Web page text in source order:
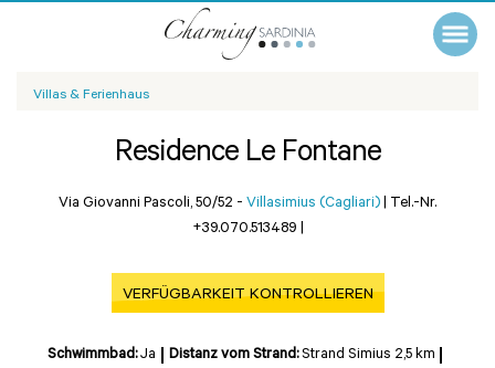
Villas & Ferienhaus
Residence Le Fontane
Via Giovanni Pascoli, 50/52 - Villasimius (Cagliari) | Tel.-Nr.
+39.070.513489 |
VERFÜGBARKEIT KONTROLLIEREN
Schwimmbad:Ja Distanz vom Strand:Strand Simius 2,5 km